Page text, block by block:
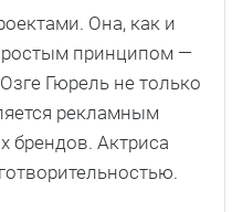
Она, как и
принципом —
Гюрель не только
рекламным
брендов. Актриса